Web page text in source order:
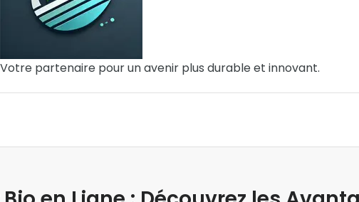
Votre partenaire pour un avenir plus durable et innovant.